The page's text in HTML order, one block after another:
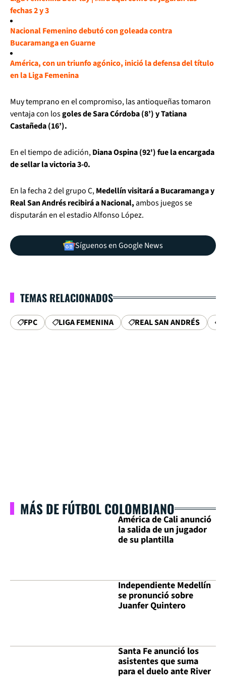
fechas 2 y 3
Nacional Femenino debutó con goleada contra
Bucaramanga en Guarne
América, con un triunfo agónico, inició la defensa del título
en la Liga Femenina
Muy temprano en el compromiso, las antioqueñas tomaron
ventaja con losgoles de Sara Córdoba (8’) y Tatiana
Castañeda (16’).
En el tiempo de adición,Diana Ospina (92') fue la encargada
de sellar la victoria 3-0.
En la fecha 2 del grupo C,Medellín visitará a Bucaramanga y
Real San Andrés recibirá a Nacional,ambos juegos se
disputarán en el estadio Alfonso López.
Síguenos en Google News
TEMAS RELACIONADOS
FPC LIGA FEMENINA REAL SAN ANDRÉS
MÁS DE FÚTBOL COLOMBIANO
América de Cali anunció
la salida de un jugador
de su plantilla
Independiente Medellín
se pronunció sobre
Juanfer Quintero
Santa Fe anunció los
asistentes que suma
para el duelo ante River